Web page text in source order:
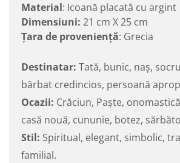
Material: Icoană placată cu argint
Dimensiuni: 21 cm X 25 cm
Ţara de provenienţă: Grecia
Destinatar: Tată, bunic, naș,
bărbat credincios, persoană
Ocazii: Crăciun, Paște,
casă nouă, cununie, botez,
Stil: Spiritual, elegant, simbolic,
familial.